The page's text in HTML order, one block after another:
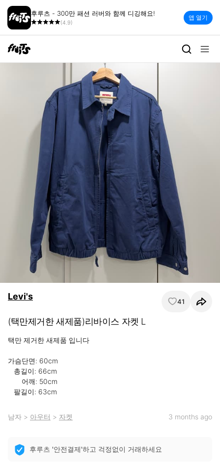
후루츠 - 300만 패션 러버와 함께 디깅해요!
(4.9)
앱 열기
Levi's 41
(택만제거한 새제품)리바이스 자켓 L
택만 제거한 새제품 입니다
가슴단면: 60cm
   팔길이: 63cm
남자 > 아우터 > 자켓 3 months ago
후루츠 '안전결제'하고 걱정없이 거래하세요